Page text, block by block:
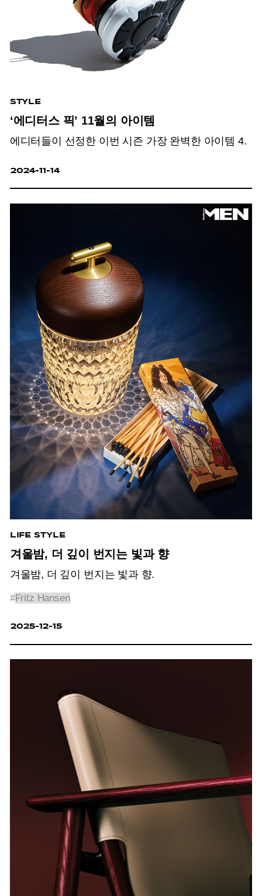
STYLE
‘에디터스 픽’ 11월의 아이템
에디터들이 선정한 이번 시즌 가장 완벽한 아이템 4.
2024-11-14
LIFE STYLE
겨울밤, 더 깊이 번지는 빛과 향
겨울밤, 더 깊이 번지는 빛과 향.
#Fritz Hansen
2025-12-15